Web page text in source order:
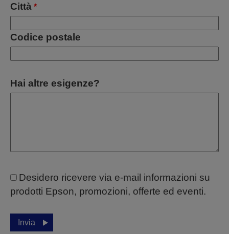
Città *
Codice postale
Hai altre esigenze?
Desidero ricevere via e-mail informazioni su
prodotti Epson, promozioni, offerte ed eventi.
Invia